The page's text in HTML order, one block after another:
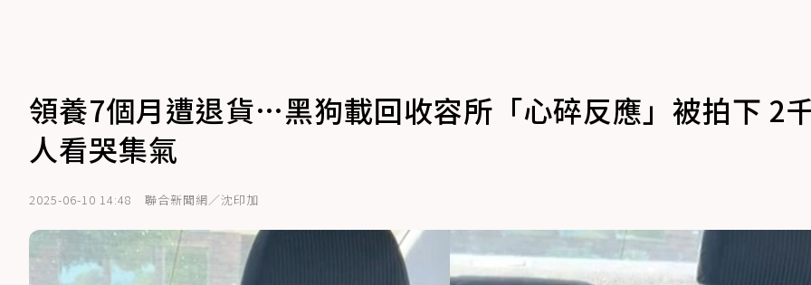
領養7個月遭退貨…黑狗載回收容所「心碎反應」被拍下 2
人看哭集氣
2025-06-10 14:48 聯合新聞網／沈印加